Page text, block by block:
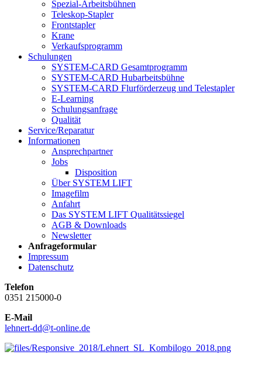
Spezial-Arbeitsbühnen
Teleskop-Stapler
Frontstapler
Krane
Verkaufsprogramm
Schulungen
SYSTEM-CARD Gesamtprogramm
SYSTEM-CARD Hubarbeitsbühne
SYSTEM-CARD Flurförderzeug und Telestapler
E-Learning
Schulungsanfrage
Qualität
Service/Reparatur
Informationen
Ansprechpartner
Jobs
Disposition
Über SYSTEM LIFT
Imagefilm
Anfahrt
Das SYSTEM LIFT Qualitätssiegel
AGB & Downloads
Newsletter
Anfrageformular
Impressum
Datenschutz
Telefon
0351 215000-0
E-Mail
lehnert-dd@t-online.de